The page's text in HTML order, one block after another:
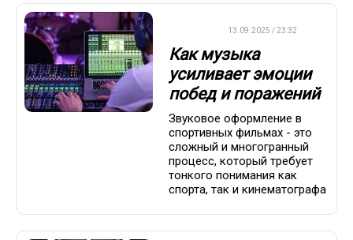
13.09.2025 / 23:32
Как музыка
усиливает эмоции
побед и поражений
Звуковое оформление в
спортивных фильмах - это
сложный и многогранный
процесс, который требует
тонкого понимания как
спорта, так и кинематографа